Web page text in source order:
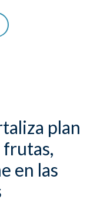
plan
frutas,
en las